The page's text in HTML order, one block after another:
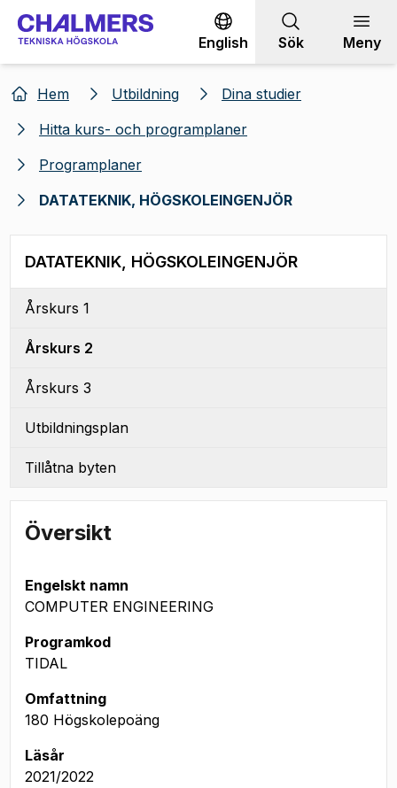
Gå till innehållet
English Sök Meny
Hem Utbildning
Dina studier
Hitta kurs- och programplaner
Programplaner
DATATEKNIK, HÖGSKOLEINGENJÖR
DATATEKNIK, HÖGSKOLEINGENJÖR
Årskurs 1
Årskurs 2
Årskurs 3
Utbildningsplan
Tillåtna byten
Översikt
Engelskt namn
COMPUTER ENGINEERING
Programkod
TIDAL
Omfattning
180 Högskolepoäng
Läsår
2021/2022